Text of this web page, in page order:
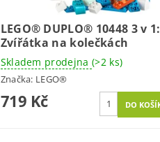
LEGO® DUPLO® 10448 3 v 1:
Zvířátka na kolečkách
Skladem prodejna (>2 ks)
Značka: LEGO®
719 Kč